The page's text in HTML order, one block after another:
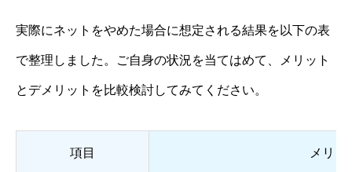
実際にネットをやめた場合に想定される結果を以下の表
で整理しました。ご自身の状況を当てはめて、メリット
とデメリットを比較検討してみてください。
項目 メリッ